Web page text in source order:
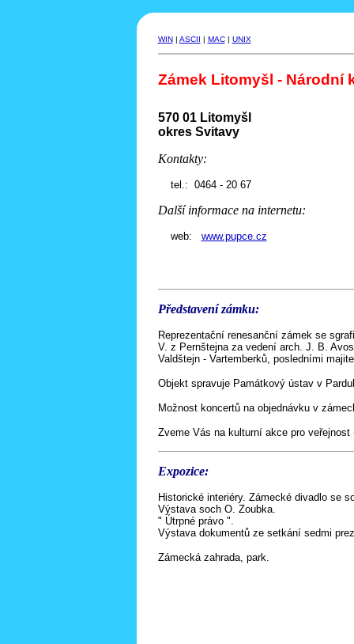
WIN| ASCII | MAC| UNIX
Zámek Litomyšl - Národní
570 01 Litomyšl
okres Svitavy
Kontakty:
tel.: 0464 - 20 67
Další informace na internetu:
web: www.pupce.cz
Představení zámku:
Reprezentační renesanční zámek se
V. z Pernštejna za vedení arch. J. B.
Valdštejn - Vartemberků, posledními
Objekt spravuje Památkový ústav v
Možnost koncertů na objednávku v
Zveme Vás na kulturní akce pro
Expozice:
Historické interiéry. Zámecké divadlo se
Výstava soch O. Zoubka.
" Útrpné právo ".
Výstava dokumentů ze setkání sedmi
Zámecká zahrada, park.